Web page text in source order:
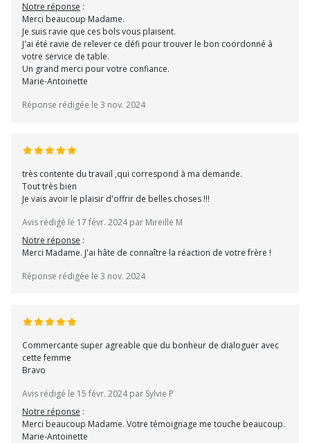
Notre réponse :
Merci beaucoup Madame.
Je suis ravie que ces bols vous plaisent.
J'ai été ravie de relever ce défi pour trouver le bon coordonné à
votre service de table.
Un grand merci pour votre confiance.
Marie-Antoinette
Réponse rédigée le 3 nov. 2024
très contente du travail ,qui correspond à ma demande.
Tout très bien
Je vais avoir le plaisir d'offrir de belles choses !!!
Avis rédigé le 17 févr. 2024 par Mireille M
Notre réponse :
Merci Madame. J'ai hâte de connaître la réaction de votre frère !
Réponse rédigée le 3 nov. 2024
Commercante super agreable que du bonheur de dialoguer avec
cette femme
Bravo
Avis rédigé le 15 févr. 2024 par Sylvie P
Notre réponse :
Merci beaucoup Madame. Votre témoignage me touche beaucoup.
Marie-Antoinette